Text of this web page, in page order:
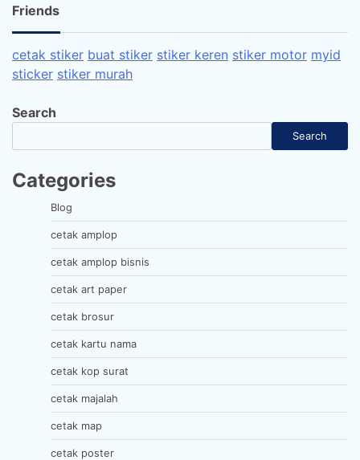
Friends
cetak stiker buat stiker stiker keren stiker motor myid
sticker stiker murah
Search
Search
Categories
Blog
cetak amplop
cetak amplop bisnis
cetak art paper
cetak brosur
cetak kartu nama
cetak kop surat
cetak majalah
cetak map
cetak poster